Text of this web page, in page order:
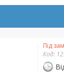
Під
Код: